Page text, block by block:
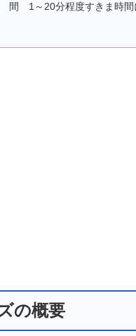
間 1～20分程度すきま時間
の概要